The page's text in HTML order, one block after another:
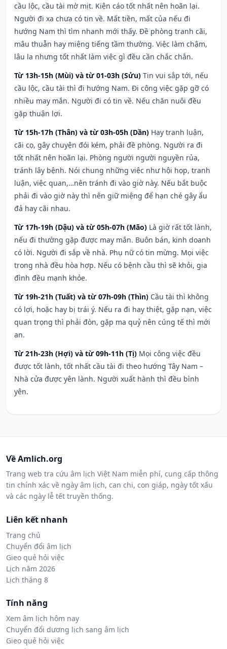
cầu lộc, cầu tài mờ mịt. Kiện cáo tốt nhất nên hoãn lại.
Người đi xa chưa có tin về. Mất tiền, mất của nếu đi
hướng Nam thì tìm nhanh mới thấy. Đề phòng tranh cãi,
mâu thuẫn hay miệng tiếng tầm thường. Việc làm chậm,
lâu la nhưng tốt nhất làm việc gì đều cần chắc chắn.
Từ 13h-15h (Mùi) và từ 01-03h (Sửu) Tin vui sắp tới, nếu
cầu lộc, cầu tài thì đi hướng Nam. Đi công việc gặp gỡ có
nhiều may mắn. Người đi có tin về. Nếu chăn nuôi đều
gặp thuận lợi.
Từ 15h-17h (Thân) và từ 03h-05h (Dần) Hay tranh luận,
cãi cọ, gây chuyện đói kém, phải đề phòng. Người ra đi
tốt nhất nên hoãn lại. Phòng người người nguyền rủa,
tránh lây bệnh. Nói chung những việc như hội họp, tranh
luận, việc quan,…nên tránh đi vào giờ này. Nếu bắt buộc
phải đi vào giờ này thì nên giữ miệng để hạn ché gây ẩu
đả hay cãi nhau.
Từ 17h-19h (Dậu) và từ 05h-07h (Mão) Là giờ rất tốt lành,
nếu đi thường gặp được may mắn. Buôn bán, kinh doanh
có lời. Người đi sắp về nhà. Phụ nữ có tin mừng. Mọi việc
trong nhà đều hòa hợp. Nếu có bệnh cầu thì sẽ khỏi, gia
đình đều mạnh khỏe.
Từ 19h-21h (Tuất) và từ 07h-09h (Thìn) Cầu tài thì không
có lợi, hoặc hay bị trái ý. Nếu ra đi hay thiệt, gặp nạn, việc
quan trọng thì phải đòn, gặp ma quỷ nên cúng tế thì mới
an.
Từ 21h-23h (Hợi) và từ 09h-11h (Tị) Mọi công việc đều
được tốt lành, tốt nhất cầu tài đi theo hướng Tây Nam –
Nhà cửa được yên lành. Người xuất hành thì đều bình
yên.
Về Amlich.org
Trang web tra cứu âm lịch Việt Nam miễn phí, cung cấp thông
tin chính xác về ngày âm lịch, can chi, con giáp, ngày tốt xấu
và các ngày lễ tết truyền thống.
Liên kết nhanh
Trang chủ
Chuyển đổi âm lịch
Gieo quẻ hỏi việc
Lịch năm 2026
Lịch tháng 8
Tính năng
Xem âm lịch hôm nay
Chuyển đổi dương lịch sang âm lịch
Gieo quẻ hỏi việc